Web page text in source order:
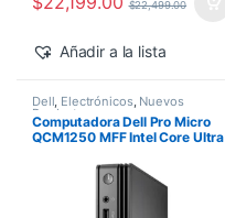
$22,499.00
Añadir a la lista
Dell, Electrónicos, Nuevos
Productos
Computadora Dell Pro Micro
QCM1250 MFF Intel Core Ultra
Windows 11 Pro